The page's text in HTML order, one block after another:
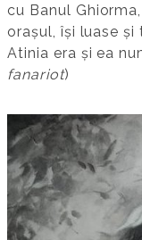
cu Banul
orașul, își luase
Atinia era și ea
fanariot)